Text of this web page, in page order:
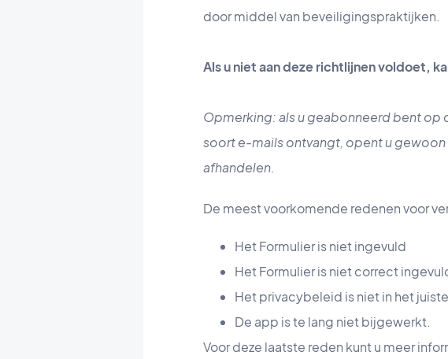
door middel van beveiligingspraktijken.
Als u niet aan deze richtlijnen voldoet,
Opmerking: als u geabonneerd bent op
soort e-mails ontvangt, opent u
afhandelen.
De meest voorkomende redenen voor
Het Formulier is niet ingevuld
Het Formulier is niet correct
Het privacybeleid is niet in het
De app is te lang niet bijgewerkt.
Voor deze laatste reden kunt u meer